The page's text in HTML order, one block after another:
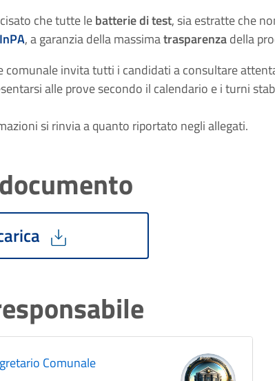
che tutte lebatterie di test, sia estratte che
InPA, a garanzia della massimatrasparenzadella
comunale invita tutti i candidati a consultare
alle prove secondo il calendario e i turni
si rinvia a quanto riportato negli allegati.
Comunale